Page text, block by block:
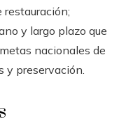
y largo plazo que
nacionales de
y preservación.